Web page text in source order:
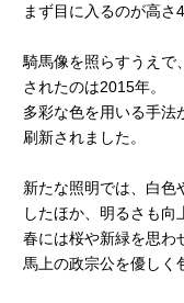
まず目に入るのが高さ
騎馬像を照らすうえで
されたのは2015年。
多彩な色を用いる手法
刷新されました。
新たな照明では、白色
したほか、明るさも向
春には桜や新緑を思わ
馬上の政宗公を優しく